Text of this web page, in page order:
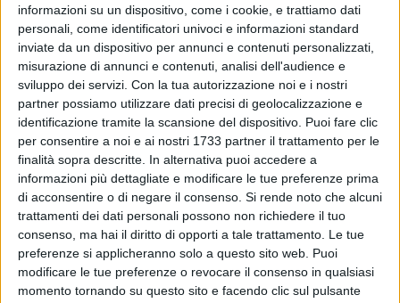
informazioni su un dispositivo, come i cookie, e trattiamo dati
personali, come identificatori univoci e informazioni standard
inviate da un dispositivo per annunci e contenuti personalizzati,
misurazione di annunci e contenuti, analisi dell'audience e
sviluppo dei servizi. Con la tua autorizzazione noi e i nostri
partner possiamo utilizzare dati precisi di geolocalizzazione e
identificazione tramite la scansione del dispositivo. Puoi fare clic
per consentire a noi e ai nostri 1733 partner il trattamento per le
finalità sopra descritte. In alternativa puoi accedere a
informazioni più dettagliate e modificare le tue preferenze prima
di acconsentire o di negare il consenso. Si rende noto che alcuni
trattamenti dei dati personali possono non richiedere il tuo
consenso, ma hai il diritto di opporti a tale trattamento. Le tue
preferenze si applicheranno solo a questo sito web. Puoi
modificare le tue preferenze o revocare il consenso in qualsiasi
momento tornando su questo sito e facendo clic sul pulsante
Educare alla lettura significa formare cittadini consapevoli,
capaci di pensiero critico e apertura al mondo. Iniziative
come questa rappresentano un valore pedagogico
fondamentale, perché avvicinano i più giovani al libro non
solo come strumento didattico, ma come occasione di
crescita personale e culturale. In questo solco si innesta
l'iniziativa che, martedì 31 marzo alle ore 10:15, si terrà
presso l'Istituto Comprensivo Rocca Bovio Palumbo di Trani,
consistente in una donazione di libri destinata agli studenti
dell'istituto, un gesto concreto a favore della lettura e della